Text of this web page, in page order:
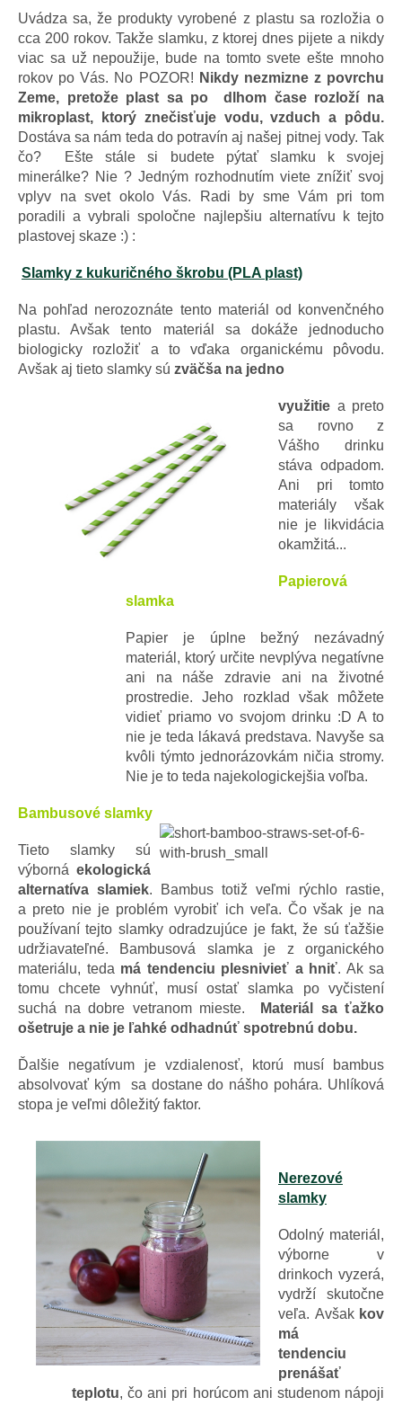
Vianoce
Vianoce
pre
všetkých
Náš
výber
Prihlásenie
Uvádza sa, že produkty vyrobené z plastu sa rozložia o
cca 200 rokov. Takže slamku, z ktorej dnes pijete a nikdy
viac sa už nepoužije, bude na tomto svete ešte mnoho
rokov po Vás. No POZOR! Nikdy nezmizne z povrchu
Zeme, pretože plast sa po dlhom čase rozloží na
mikroplast, ktorý znečisťuje vodu, vzduch a pôdu.
Dostáva sa nám teda do potravín aj našej pitnej vody. Tak
čo? Ešte stále si budete pýtať slamku k svojej
minerálke? Nie ? Jedným rozhodnutím viete znížiť svoj
vplyv na svet okolo Vás. Radi by sme Vám pri tom
poradili a vybrali spoločne najlepšiu alternatívu k tejto
plastovej skaze :) :
Slamky z kukuričného škrobu (PLA plast)
Na pohľad nerozoznáte tento materiál od konvenčného
plastu. Avšak tento materiál sa dokáže jednoducho
biologicky rozložiť a to vďaka organickému pôvodu.
Avšak aj tieto slamky sú zväčša na jedno
využitie a preto
sa rovno z
Vášho drinku
stáva odpadom.
Ani pri tomto
materiály však
nie je likvidácia
okamžitá...
Papierová
slamka
Papier je úplne bežný nezávadný
materiál, ktorý určite nevplýva negatívne
ani na náše zdravie ani na životné
prostredie. Jeho rozklad však môžete
vidieť priamo vo svojom drinku :D A to
nie je teda lákavá predstava. Navyše sa
kvôli týmto jednorázovkám ničia stromy.
Nie je to teda najekologickejšia voľba.
Bambusové slamky
Tieto slamky sú
výborná ekologická
alternatíva slamiek. Bambus totiž veľmi rýchlo rastie,
a preto nie je problém vyrobiť ich veľa. Čo však je na
používaní tejto slamky odradzujúce je fakt, že sú ťažšie
udržiavateľné. Bambusová slamka je z organického
materiálu, teda má tendenciu plesnivieť a hniť. Ak sa
tomu chcete vyhnúť, musí ostať slamka po vyčistení
suchá na dobre vetranom mieste.
Materiál sa ťažko
ošetruje a nie je ľahké odhadnúť spotrebnú dobu.
Ďalšie negatívum je vzdialenosť, ktorú musí bambus
absolvovať kým sa dostane do nášho pohára. Uhlíková
stopa je veľmi dôležitý faktor.
Nerezové
slamky
Odolný materiál,
výborne v
drinkoch vyzerá,
vydrží skutočne
veľa. Avšak kov
má
tendenciu
prenášať
teplotu, čo ani pri horúcom ani studenom nápoji